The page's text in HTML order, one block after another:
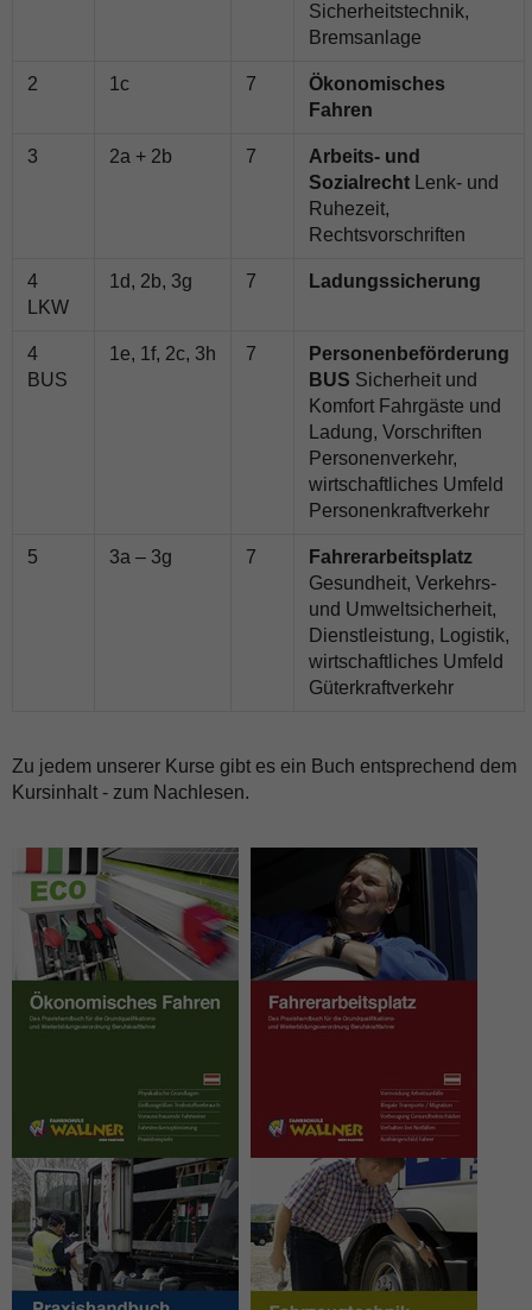
Sicherheitstechnik,
Bremsanlage
2 1c 7
Ökonomisches
Fahren
3 2a + 2b 7
Arbeits- und
Sozialrecht Lenk- und
Ruhezeit,
Rechtsvorschriften
4
LKW
1d, 2b, 3g 7 Ladungssicherung
4
BUS
1e, 1f, 2c, 3h 7
Personenbeförderung
BUS Sicherheit und
Komfort Fahrgäste und
Ladung, Vorschriften
Personenverkehr,
wirtschaftliches Umfeld
Personenkraftverkehr
5 3a – 3g 7
Fahrerarbeitsplatz
Gesundheit, Verkehrs-
und Umweltsicherheit,
Dienstleistung, Logistik,
wirtschaftliches Umfeld
Güterkraftverkehr
Zu jedem unserer Kurse gibt es ein Buch entsprechend dem
Kursinhalt - zum Nachlesen.